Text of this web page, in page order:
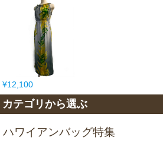
¥12,100
カテゴリから選ぶ
ハワイアンバッグ特集